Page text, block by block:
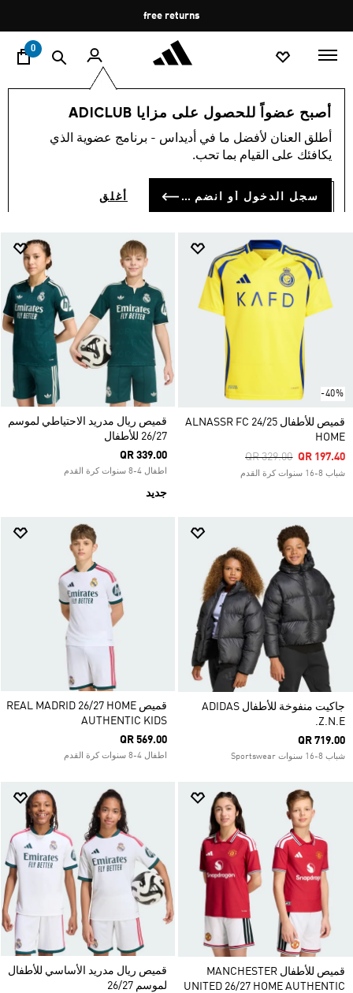
Pause
promotion
rotation
free returns
0
أصبح عضواً للحصول على مزايا ADICLUB
أطلق العنان لأفضل ما في أديداس - برنامج عضوية الذي
يكافئك على القيام بما تحب.
سجل الدخول أو انضم الآن أغلق
الأطفال الملابس
ملابس (1380)
-40%
قميص للأطفال ALNASSR FC 24/25
HOME
Price Reduced From
QR 329.00ToQR 197.40
شباب 8-16 سنوات كرة القدم
قميص ريال مدريد الاحتياطي لموسم
26/27 للأطفال
QR 339.00
اطفال 4-8 سنوات كرة القدم
جديد
جاكيت منفوخة للأطفال ADIDAS
Z.N.E.
QR 719.00
شباب 8-16 سنوات Sportswear
قميص REAL MADRID 26/27 HOME
AUTHENTIC KIDS
QR 569.00
اطفال 4-8 سنوات كرة القدم
قميص للأطفال MANCHESTER
UNITED 26/27 HOME AUTHENTIC
قميص ريال مدريد الأساسي للأطفال
لموسم 26/27